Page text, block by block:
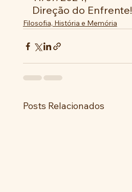
Direção do Enfrente!
Filosofia, História e Memória
Posts Relacionados